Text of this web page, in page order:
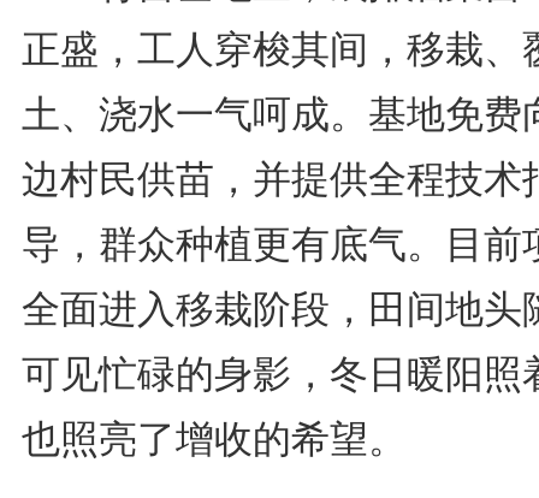
正盛，工人穿梭其间，移栽、
土、浇水一气呵成。基地免费
边村民供苗，并提供全程技术
导，群众种植更有底气。目前
全面进入移栽阶段，田间地头
可见忙碌的身影，冬日暖阳照
也照亮了增收的希望。